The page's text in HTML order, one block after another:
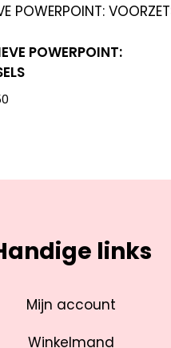
POWERPOINT:
links
Mijn account
Winkelmand